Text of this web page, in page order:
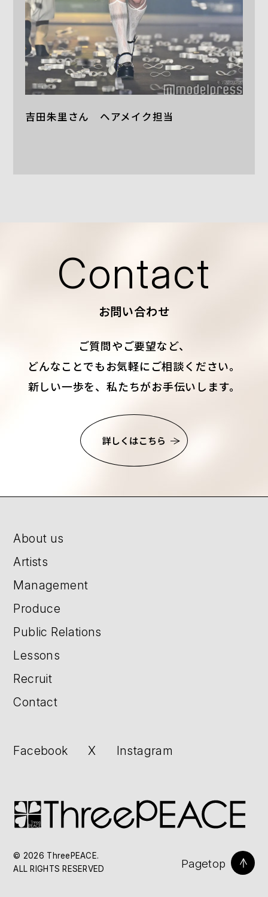
吉田朱里さん ヘアメイク担当
Contact
お問い合わせ
ご質問やご要望など、
どんなことでもお気軽にご相談ください。
新しい一歩を、私たちがお手伝いします。
詳しくはこちら
About us
Artists
Management
Produce
Public Relations
Lessons
Recruit
Contact
Facebook X Instagram
© 2026 ThreePEACE.
ALL RIGHTS RESERVED
Pagetop